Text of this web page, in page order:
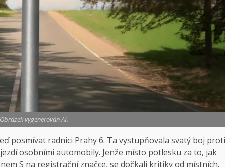
vygenerován AI.
posmívat radnici Prahy 6. Ta vystupňovala svatý boj proti
osobními automobily. Jenže místo potlesku za to, jak
S na registrační značce, se dočkali kritiky od místních.